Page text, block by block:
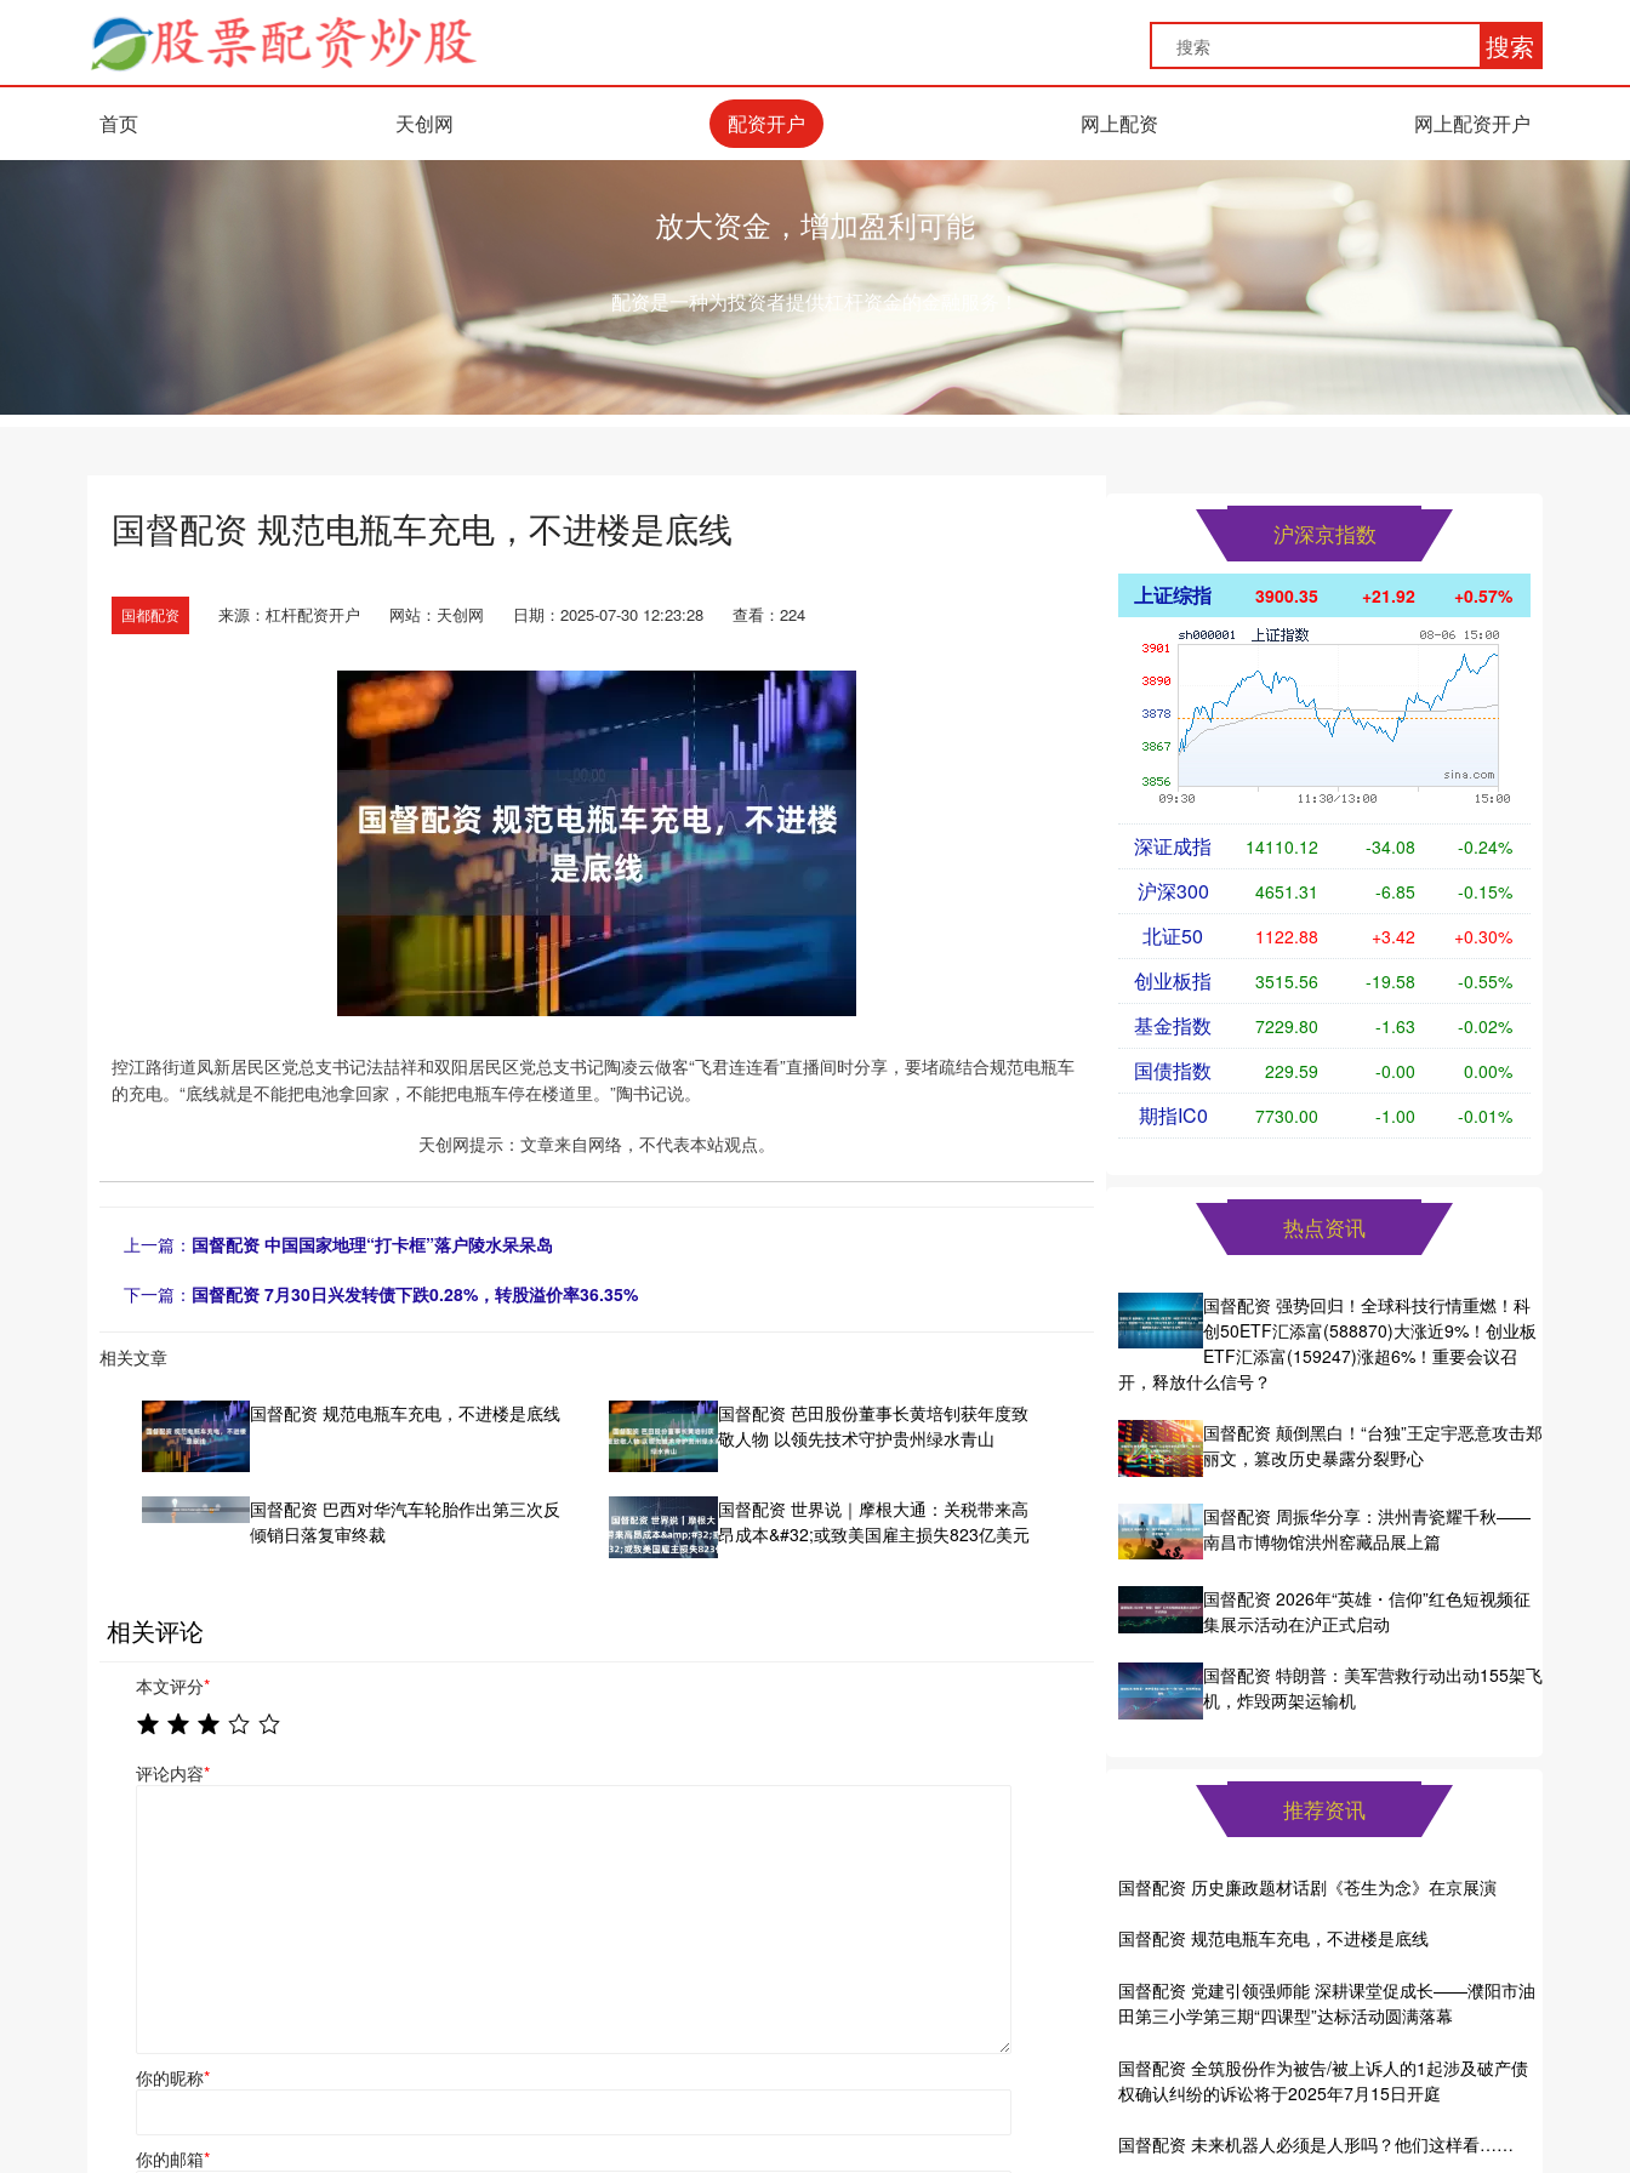
搜索
首页 天创网 配资开户 网上配资 网上配资开户
放大资金，增加盈利可能
配资是一种为投资者提供杠杆资金的金融服务！
国督配资 规范电瓶车充电，不进楼是底线
国都配资 来源：杠杆配资开户 网站：天创网 日期：2025-07-30 12:23:28 查看：224
控江路街道凤新居民区党总支书记法喆祥和双阳居民区党总支书记陶凌云做客“飞君连连看”直播间时分享，要堵疏结合规范电瓶车
的充电。“底线就是不能把电池拿回家，不能把电瓶车停在楼道里。”陶书记说。
天创网提示：文章来自网络，不代表本站观点。
上一篇： 国督配资 中国国家地理“打卡框”落户陵水呆呆岛
下一篇： 国督配资 7月30日兴发转债下跌0.28%，转股溢价率36.35%
相关文章
国督配资 规范电瓶车充电，不进楼是底线
国督配资 芭田股份董事长黄培钊获年度致
敬人物 以领先技术守护贵州绿水青山
国督配资 巴西对华汽车轮胎作出第三次反
倾销日落复审终裁
国督配资 世界说｜摩根大通：关税带来高
昂成本&#32;或致美国雇主损失823亿美元
相关评论
本文评分*
评论内容*
你的昵称*
你的邮箱*
沪深京指数
上证综指 3900.35 +21.92 +0.57%
深证成指 14110.12 -34.08 -0.24%
沪深300 4651.31 -6.85 -0.15%
北证50 1122.88 +3.42 +0.30%
创业板指 3515.56 -19.58 -0.55%
基金指数 7229.80 -1.63 -0.02%
国债指数 229.59 -0.00 0.00%
期指IC0 7730.00 -1.00 -0.01%
热点资讯
国督配资 强势回归！全球科技行情重燃！科
创50ETF汇添富(588870)大涨近9%！创业板
ETF汇添富(159247)涨超6%！重要会议召
开，释放什么信号？
国督配资 颠倒黑白！“台独”王定宇恶意攻击郑
丽文，篡改历史暴露分裂野心
国督配资 周振华分享：洪州青瓷耀千秋——
南昌市博物馆洪州窑藏品展上篇
国督配资 2026年“英雄・信仰”红色短视频征
集展示活动在沪正式启动
国督配资 特朗普：美军营救行动出动155架飞
机，炸毁两架运输机
推荐资讯
国督配资 历史廉政题材话剧《苍生为念》在京展演
国督配资 规范电瓶车充电，不进楼是底线
国督配资 党建引领强师能 深耕课堂促成长——濮阳市油
田第三小学第三期“四课型”达标活动圆满落幕
国督配资 全筑股份作为被告/被上诉人的1起涉及破产债
权确认纠纷的诉讼将于2025年7月15日开庭
国督配资 未来机器人必须是人形吗？他们这样看……